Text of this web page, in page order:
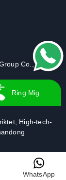
Co., Ltd.
High-tech-
WhatsApp
Ring Mig
Tillbaka